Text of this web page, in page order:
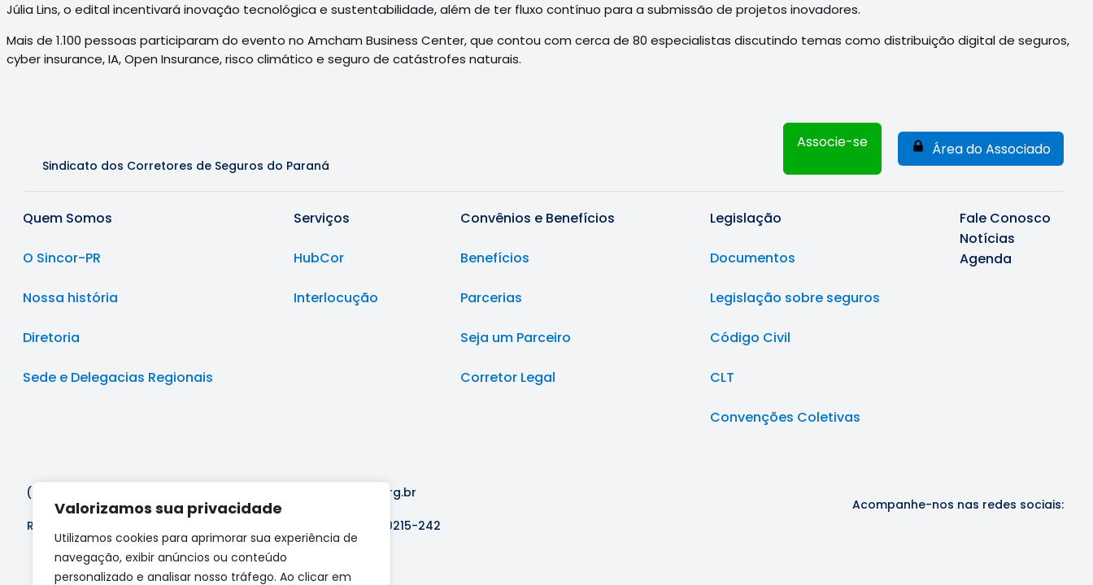
Valorizamos sua privacidade
Utilizamos cookies para aprimorar sua experiência de
navegação, exibir anúncios ou conteúdo
personalizado e analisar nosso tráfego. Ao clicar em
Júlia Lins, o edital incentivará inovação tecnológica e sustentabilidade, além de ter fluxo contínuo para a submissão de projetos inovadores.
Mais de 1.100 pessoas participaram do evento no Amcham Business Center, que contou com cerca de 80 especialistas discutindo temas como distribuição digital de seguros,
cyber insurance, IA, Open Insurance, risco climático e seguro de catástrofes naturais.
Sindicato dos Corretores de Seguros do Paraná
Associe-se Área do Associado
Quem Somos
O Sincor-PR
Nossa história
Diretoria
Sede e Delegacias Regionais
Serviços
HubCor
Interlocução
Convênios e Benefícios
Benefícios
Parcerias
Seja um Parceiro
Corretor Legal
Legislação
Documentos
Legislação sobre seguros
Código Civil
CLT
Convenções Coletivas
Fale Conosco
Notícias
Agenda
(41) 3213-9999 secretaria@sincor-pr.org.br
Rua Dr. Reynaldo Machado, 1309 - Rebouças, Curitiba - PR, 80215-242
Acompanhe-nos nas redes sociais: